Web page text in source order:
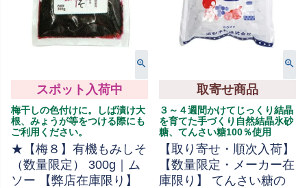
スポット入荷中
梅干しの色付けに。しば漬け大
根、みょうが等をつける際にも
ご利用ください。
★【梅８】有機もみしそ
（数量限定） 300g｜ム
ソー 【弊店在庫限り】
取寄せ商品
３～４週間かけてじっくり結晶
を育てた手づくり自然結晶氷砂
糖、てんさい糖100％使用
【取り寄せ・順次入荷】
【数量限定・メーカー在
庫限り】 てんさい糖の